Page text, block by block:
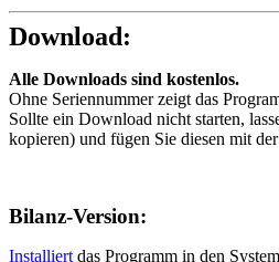
Download:
Alle Downloads sind kostenlos.
Ohne Seriennummer zeigt das
Sollte ein Download nicht starten,
kopieren) und fügen Sie diesen mit
Bilanz-Version:
Installiert das Programm in den